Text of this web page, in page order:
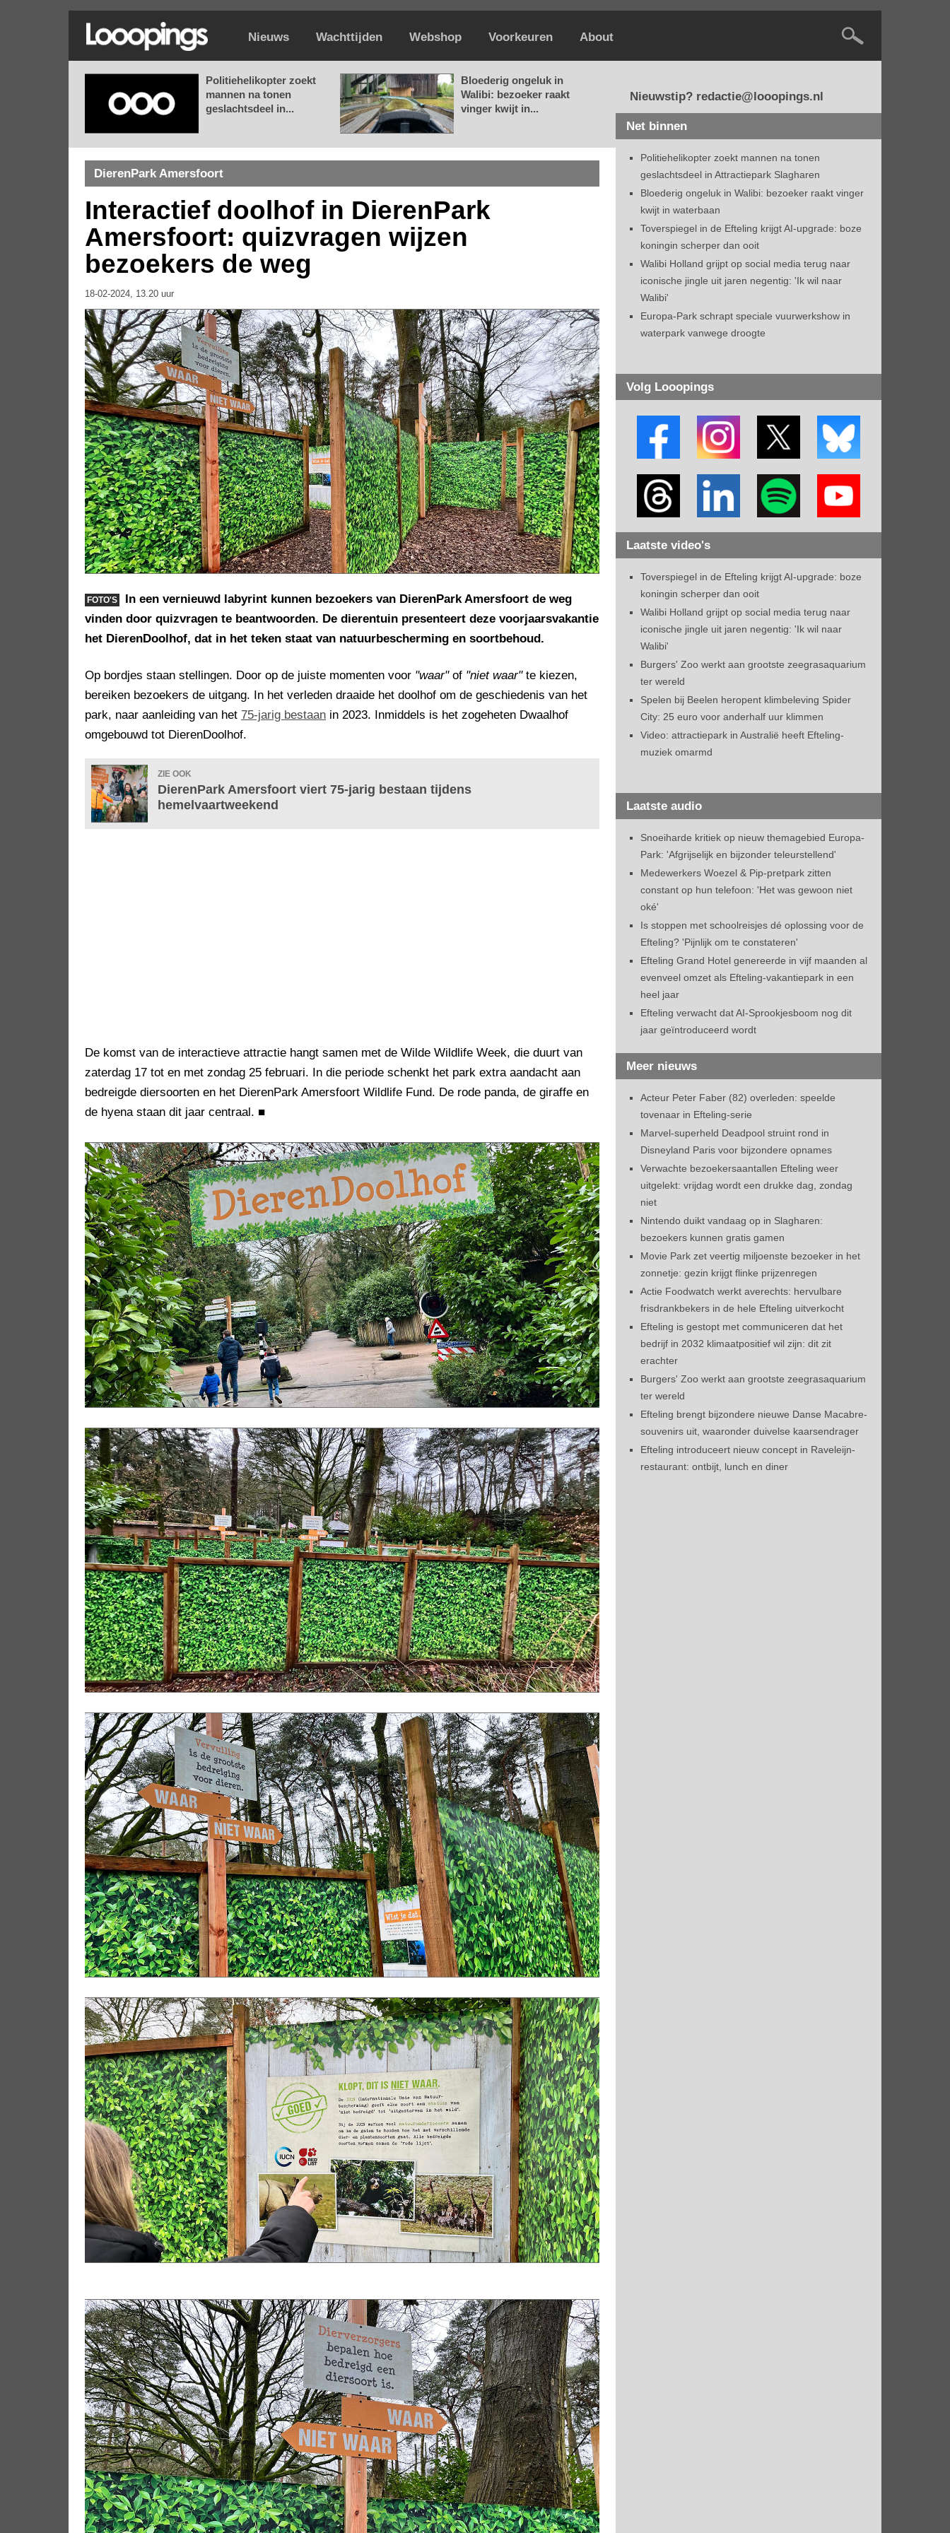
Nieuws Wachttijden Webshop Voorkeuren About
Politiehelikopter zoekt
mannen na tonen
geslachtsdeel in...
Bloederig ongeluk in
Walibi: bezoeker raakt
vinger kwijt in...
DierenPark Amersfoort
Interactief doolhof in DierenPark
Amersfoort: quizvragen wijzen
bezoekers de weg
18-02-2024, 13.20 uur
FOTO'S
In een vernieuwd labyrint kunnen bezoekers van DierenPark Amersfoort de weg
vinden door quizvragen te beantwoorden. De dierentuin presenteert deze voorjaarsvakantie
het DierenDoolhof, dat in het teken staat van natuurbescherming en soortbehoud.
Op bordjes staan stellingen. Door op de juiste momenten voor "waar"of "niet waar"te kiezen,
bereiken bezoekers de uitgang. In het verleden draaide het doolhof om de geschiedenis van het
park, naar aanleiding van het 75-jarig bestaan in 2023. Inmiddels is het zogeheten Dwaalhof
omgebouwd tot DierenDoolhof.
ZIE OOK
DierenPark Amersfoort viert 75-jarig bestaan tijdens
hemelvaartweekend
De komst van de interactieve attractie hangt samen met de Wilde Wildlife Week, die duurt van
zaterdag 17 tot en met zondag 25 februari. In die periode schenkt het park extra aandacht aan
bedreigde diersoorten en het DierenPark Amersfoort Wildlife Fund. De rode panda, de giraffe en
de hyena staan dit jaar centraal. ■
Nieuwstip? redactie@looopings.nl
Net binnen
Politiehelikopter zoekt mannen na tonen
geslachtsdeel in Attractiepark Slagharen
Bloederig ongeluk in Walibi: bezoeker raakt vinger
kwijt in waterbaan
Toverspiegel in de Efteling krijgt AI-upgrade: boze
koningin scherper dan ooit
Walibi Holland grijpt op social media terug naar
iconische jingle uit jaren negentig: 'Ik wil naar
Walibi'
Europa-Park schrapt speciale vuurwerkshow in
waterpark vanwege droogte
Volg Looopings
Laatste video's
Toverspiegel in de Efteling krijgt AI-upgrade: boze
koningin scherper dan ooit
Walibi Holland grijpt op social media terug naar
iconische jingle uit jaren negentig: 'Ik wil naar
Walibi'
Burgers' Zoo werkt aan grootste zeegrasaquarium
ter wereld
Spelen bij Beelen heropent klimbeleving Spider
City: 25 euro voor anderhalf uur klimmen
Video: attractiepark in Australië heeft Efteling-
muziek omarmd
Laatste audio
Snoeiharde kritiek op nieuw themagebied Europa-
Park: 'Afgrijselijk en bijzonder teleurstellend'
Medewerkers Woezel & Pip-pretpark zitten
constant op hun telefoon: 'Het was gewoon niet
oké'
Is stoppen met schoolreisjes dé oplossing voor de
Efteling? 'Pijnlijk om te constateren'
Efteling Grand Hotel genereerde in vijf maanden al
evenveel omzet als Efteling-vakantiepark in een
heel jaar
Efteling verwacht dat AI-Sprookjesboom nog dit
jaar geïntroduceerd wordt
Meer nieuws
Acteur Peter Faber (82) overleden: speelde
tovenaar in Efteling-serie
Marvel-superheld Deadpool struint rond in
Disneyland Paris voor bijzondere opnames
Verwachte bezoekersaantallen Efteling weer
uitgelekt: vrijdag wordt een drukke dag, zondag
niet
Nintendo duikt vandaag op in Slagharen:
bezoekers kunnen gratis gamen
Movie Park zet veertig miljoenste bezoeker in het
zonnetje: gezin krijgt flinke prijzenregen
Actie Foodwatch werkt averechts: hervulbare
frisdrankbekers in de hele Efteling uitverkocht
Efteling is gestopt met communiceren dat het
bedrijf in 2032 klimaatpositief wil zijn: dit zit
erachter
Burgers' Zoo werkt aan grootste zeegrasaquarium
ter wereld
Efteling brengt bijzondere nieuwe Danse Macabre-
souvenirs uit, waaronder duivelse kaarsendrager
Efteling introduceert nieuw concept in Raveleijn-
restaurant: ontbijt, lunch en diner